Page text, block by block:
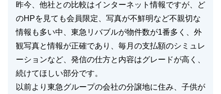
昨今、他社との比較はインターネット情報ですが、ど
のHPを見ても会員限定、写真が不鮮明など不親切な
情報も多い中、東急リバブルが物件数が1番多く、外
観写真と情報が正確であり、毎月の支払額のシミュレ
ーションなど、発信の仕方と内容はグレードが高く、
続けてほしい部分です。
以前より東急グループの会社の分譲地に住み、子供が